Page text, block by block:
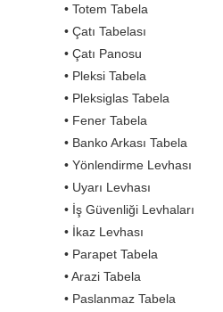
• Totem Tabela
• Çatı Tabelası
• Çatı Panosu
• Pleksi Tabela
• Pleksiglas Tabela
• Fener Tabela
• Banko Arkası Tabela
• Yönlendirme Levhası
• Uyarı Levhası
• İş Güvenliği Levhaları
• İkaz Levhası
• Parapet Tabela
• Arazi Tabela
• Paslanmaz Tabela